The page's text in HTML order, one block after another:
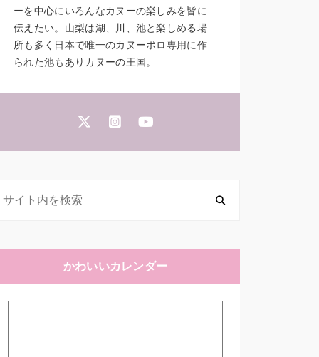
ーを中心にいろんなカヌーの楽しみを皆に
伝えたい。山梨は湖、川、池と楽しめる場
所も多く日本で唯一のカヌーポロ専用に作
られた池もありカヌーの王国。
かわいいカレンダー